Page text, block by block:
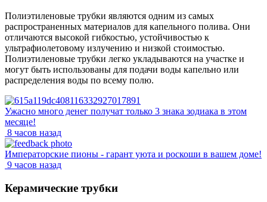
Полиэтиленовые трубки являются одним из самых
распространенных материалов для капельного полива. Они
отличаются высокой гибкостью, устойчивостью к
ультрафиолетовому излучению и низкой стоимостью.
Полиэтиленовые трубки легко укладываются на участке и
могут быть использованы для подачи воды капельно или
распределения воды по всему полю.
Ужасно много денег получат только 3 знака зодиака в этом
месяце!
8 часов назад
Императорские пионы - гарант уюта и роскоши в вашем доме!
9 часов назад
Керамические трубки